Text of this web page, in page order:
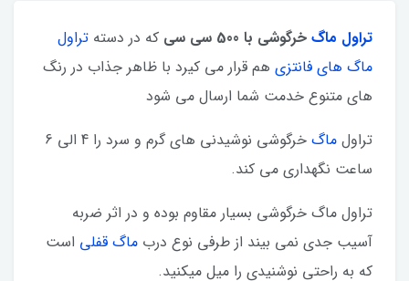
تراول ماگ خرگوشی با 500 سی سی که در دسته تراول
ماگ های فانتزی هم قرار می کیرد با ظاهر جذاب در رنگ
های متنوع خدمت شما ارسال می شود
تراول ماگ
خرگوشی نوشیدنی های گرم و سرد را 4 الی 6
ساعت نگهداری می کند.
تراول ماگ خرگوشی بسیار مقاوم بوده و در اثر ضربه
آسیب جدی نمی بیند از طرفی نوع درب ماگ قفلی است
که به راحتی نوشنیدی را میل میکنید.